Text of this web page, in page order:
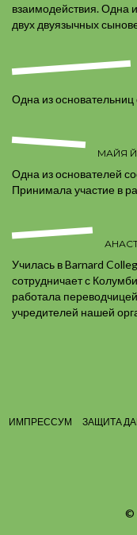
взаимодействия. Одна
двух двуязычных
Одна из
МАЙЯ
Одна из основателей
Принимала участие в
Училась в Barnard
сотрудничает с
работала
учредителей нашей
ИМПРЕССУМ ЗАЩИТА
©